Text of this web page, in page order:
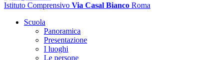
Istituto Comprensivo Via Casal Bianco Roma
Scuola
Panoramica
Presentazione
I luoghi
Le persone